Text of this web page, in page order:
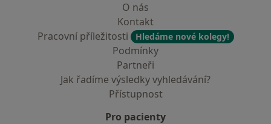
O nás
Kontakt
Pracovní příležitosti
Hledáme nové kolegy!
Podmínky
Partneři
Jak řadíme výsledky vyhledávání?
Přístupnost
Pro pacienty